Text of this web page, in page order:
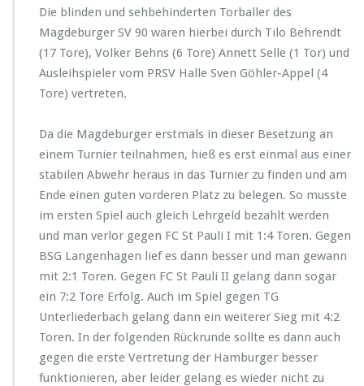
Die blinden und sehbehinderten Torballer des
Magdeburger SV 90 waren hierbei durch Tilo Behrendt
(17 Tore), Volker Behns (6 Tore) Annett Selle (1 Tor) und
Ausleihspieler vom PRSV Halle Sven Göhler-Appel (4
Tore) vertreten.
Da die Magdeburger erstmals in dieser Besetzung an
einem Turnier teilnahmen, hieß es erst einmal aus einer
stabilen Abwehr heraus in das Turnier zu finden und am
Ende einen guten vorderen Platz zu belegen. So musste
im ersten Spiel auch gleich Lehrgeld bezahlt werden
und man verlor gegen FC St Pauli I mit 1:4 Toren. Gegen
BSG Langenhagen lief es dann besser und man gewann
mit 2:1 Toren. Gegen FC St Pauli II gelang dann sogar
ein 7:2 Tore Erfolg. Auch im Spiel gegen TG
Unterliederbach gelang dann ein weiterer Sieg mit 4:2
Toren. In der folgenden Rückrunde sollte es dann auch
gegen die erste Vertretung der Hamburger besser
funktionieren, aber leider gelang es wieder nicht zu